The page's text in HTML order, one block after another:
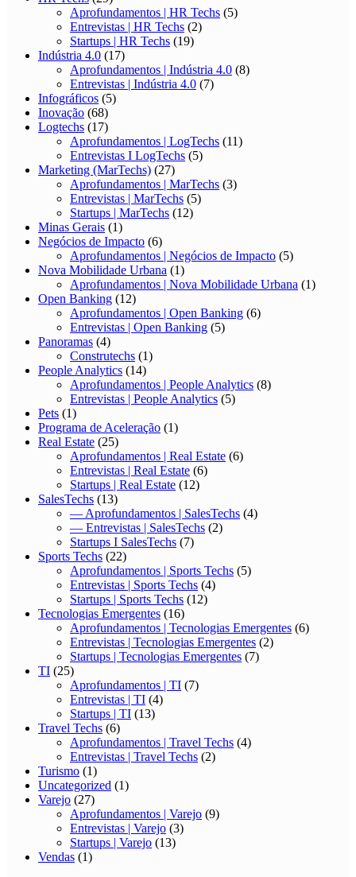
Aprofundamentos | HR Techs (5)
Entrevistas | HR Techs (2)
Startups | HR Techs (19)
Indústria 4.0 (17)
Aprofundamentos | Indústria 4.0 (8)
Entrevistas | Indústria 4.0 (7)
Infográficos (5)
Inovação (68)
Logtechs (17)
Aprofundamentos | LogTechs (11)
Entrevistas I LogTechs (5)
Marketing (MarTechs) (27)
Aprofundamentos | MarTechs (3)
Entrevistas | MarTechs (5)
Startups | MarTechs (12)
Minas Gerais (1)
Negócios de Impacto (6)
Aprofundamentos | Negócios de Impacto (5)
Nova Mobilidade Urbana (1)
Aprofundamentos | Nova Mobilidade Urbana (1)
Open Banking (12)
Aprofundamentos | Open Banking (6)
Entrevistas | Open Banking (5)
Panoramas (4)
Construtechs (1)
People Analytics (14)
Aprofundamentos | People Analytics (8)
Entrevistas | People Analytics (5)
Pets (1)
Programa de Aceleração (1)
Real Estate (25)
Aprofundamentos | Real Estate (6)
Entrevistas | Real Estate (6)
Startups | Real Estate (12)
SalesTechs (13)
— Aprofundamentos | SalesTechs (4)
— Entrevistas | SalesTechs (2)
Startups I SalesTechs (7)
Sports Techs (22)
Aprofundamentos | Sports Techs (5)
Entrevistas | Sports Techs (4)
Startups | Sports Techs (12)
Tecnologias Emergentes (16)
Aprofundamentos | Tecnologias Emergentes (6)
Entrevistas | Tecnologias Emergentes (2)
Startups | Tecnologias Emergentes (7)
TI (25)
Aprofundamentos | TI (7)
Entrevistas | TI (4)
Startups | TI (13)
Travel Techs (6)
Aprofundamentos | Travel Techs (4)
Entrevistas | Travel Techs (2)
Turismo (1)
Uncategorized (1)
Varejo (27)
Aprofundamentos | Varejo (9)
Entrevistas | Varejo (3)
Startups | Varejo (13)
Vendas (1)